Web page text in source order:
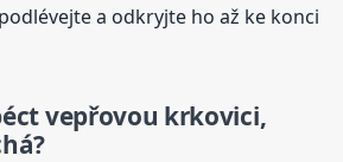
a odkryjte ho až ke konci
vepřovou krkovici,